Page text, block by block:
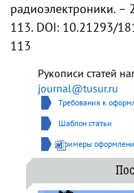
радиоэлектроники.
113. DOI: 10.21293/
113
Рукописи статей
journal@tusur.ru
Требования к
Шаблон статьи
Примеры